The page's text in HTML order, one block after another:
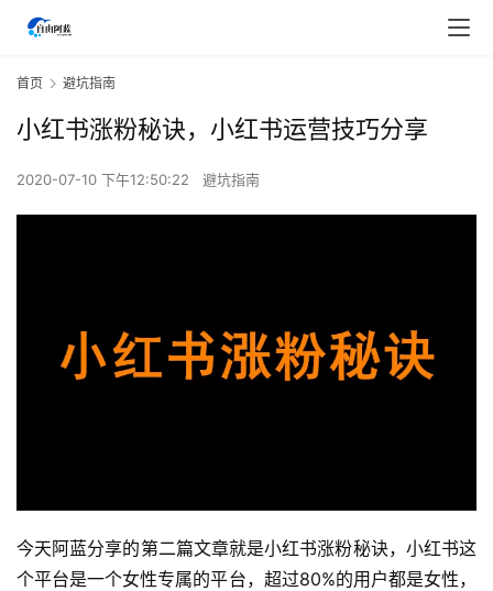
首页 避坑指南
小红书涨粉秘诀，小红书运营技巧分享
2020-07-10 下午12:50:22 避坑指南
今天阿蓝分享的第二篇文章就是小红书涨粉秘诀，小红书这
个平台是一个女性专属的平台，超过80%的用户都是女性，